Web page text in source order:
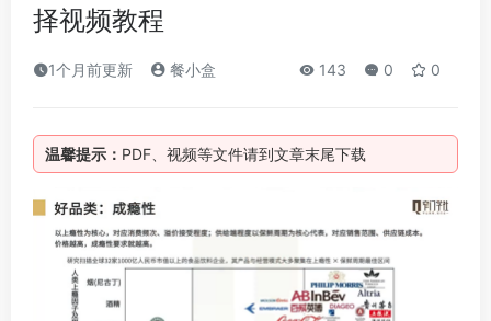
择视频教程
1个月前更新 餐小盒 143 0 0
温馨提示： PDF、视频等文件请到文章末尾下载